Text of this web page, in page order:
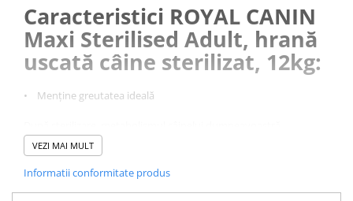
Vitamine Pisici
Perii & Piepteni Pisici
Accesorii Pisici
Culcușuri & Saltele Pisici
Cuști & Genți Pisici
Litiere Pisici
Jucării Pisici
Caracteristici ROYAL CANIN
Maxi Sterilised Adult, hrană
uscată câine sterilizat, 12kg:
• Menține greutatea ideală
încetinește, însă pofta lui de mâncare poate rămâne
neschimbată. Deși poate fi dificil să mențineți conformația
atletică a câinelui dumneavoastră, o formulă nutrițională
VEZI MAI MULT
Informatii conformitate produs